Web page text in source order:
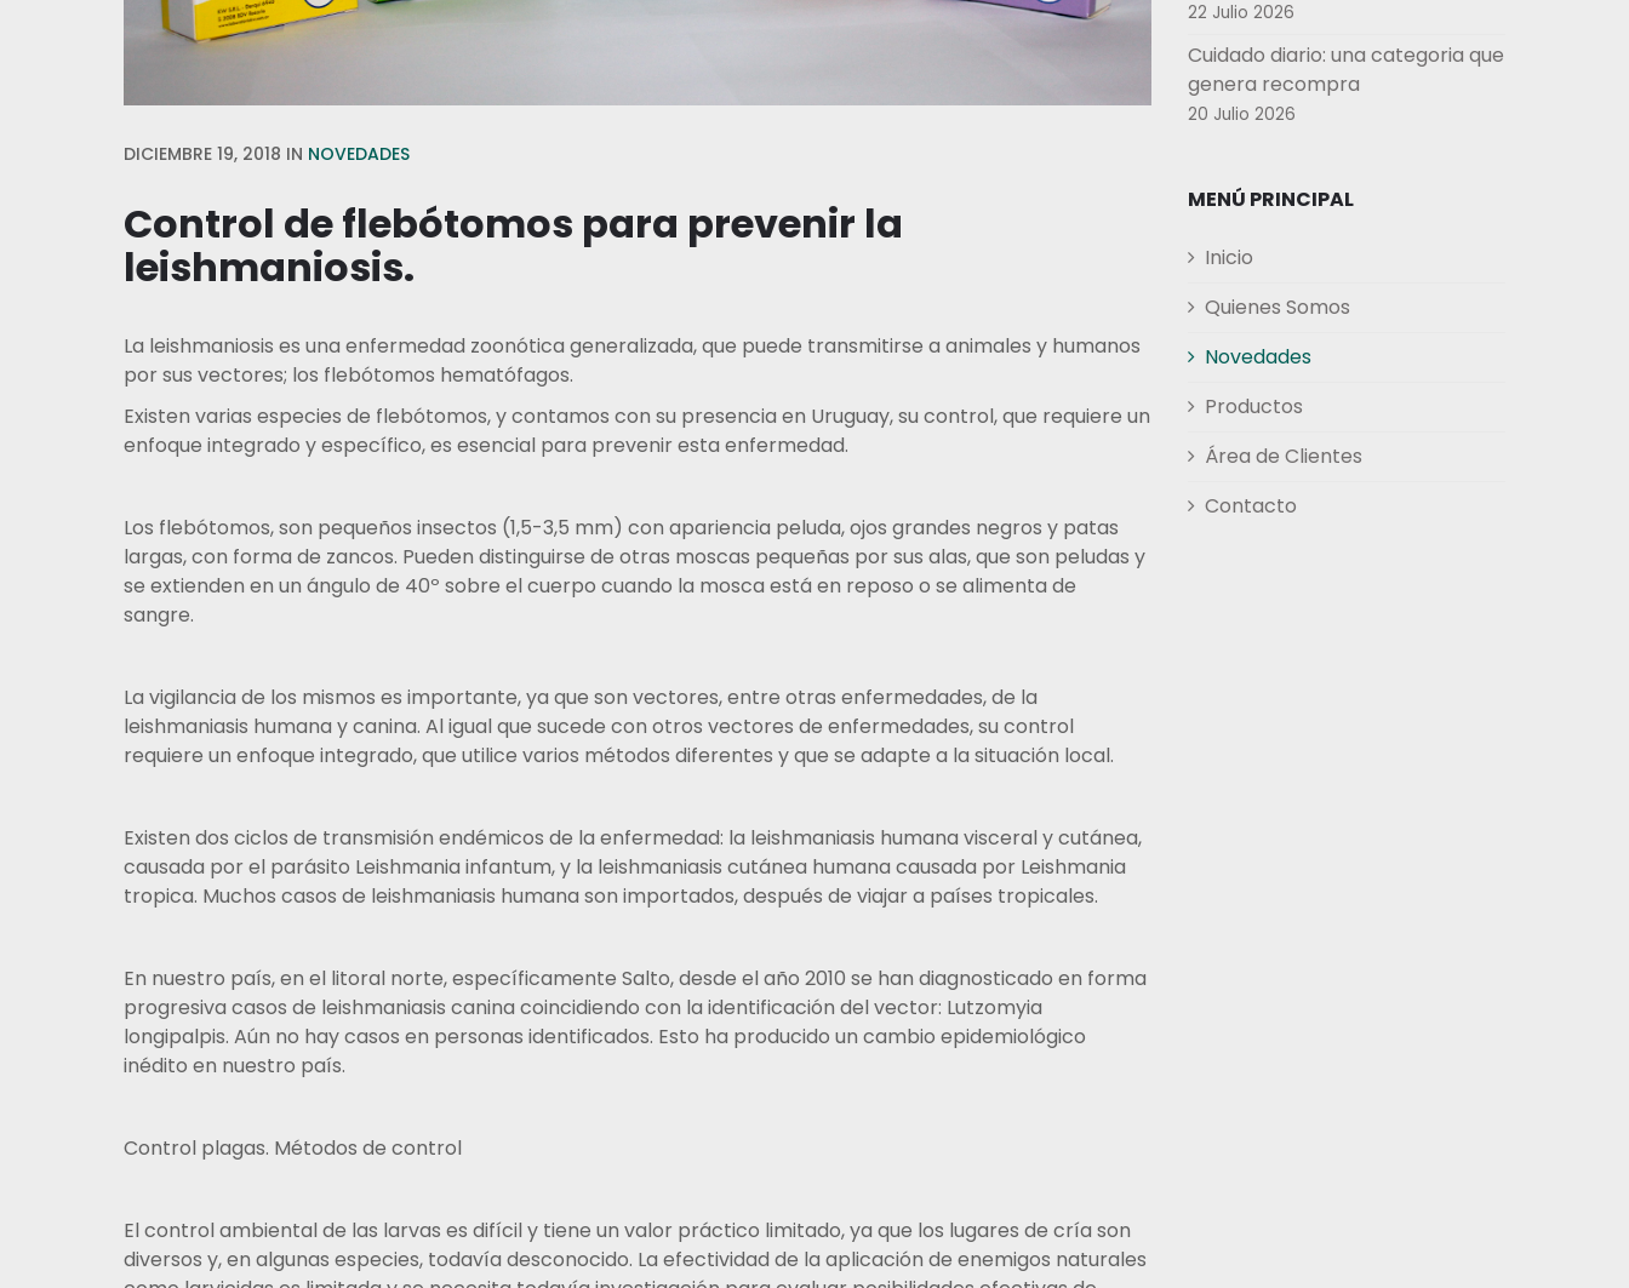
DICIEMBRE 19, 2018 IN NOVEDADES
Control de flebótomos para prevenir la
leishmaniosis.
La leishmaniosis es una enfermedad zoonótica generalizada, que puede transmitirse a animales y humanos
por sus vectores; los flebótomos hematófagos.
Existen varias especies de flebótomos, y contamos con su presencia en Uruguay, su control, que requiere un
enfoque integrado y específico, es esencial para prevenir esta enfermedad.
Los flebótomos, son pequeños insectos (1,5-3,5 mm) con apariencia peluda, ojos grandes negros y patas
largas, con forma de zancos. Pueden distinguirse de otras moscas pequeñas por sus alas, que son peludas y
se extienden en un ángulo de 40º sobre el cuerpo cuando la mosca está en reposo o se alimenta de
sangre.
La vigilancia de los mismos es importante, ya que son vectores, entre otras enfermedades, de la
leishmaniasis humana y canina. Al igual que sucede con otros vectores de enfermedades, su control
requiere un enfoque integrado, que utilice varios métodos diferentes y que se adapte a la situación local.
Existen dos ciclos de transmisión endémicos de la enfermedad: la leishmaniasis humana visceral y cutánea,
causada por el parásito Leishmania infantum, y la leishmaniasis cutánea humana causada por Leishmania
tropica. Muchos casos de leishmaniasis humana son importados, después de viajar a países tropicales.
En nuestro país, en el litoral norte, específicamente Salto, desde el año 2010 se han diagnosticado en forma
progresiva casos de leishmaniasis canina coincidiendo con la identificación del vector: Lutzomyia
longipalpis. Aún no hay casos en personas identificados. Esto ha producido un cambio epidemiológico
inédito en nuestro país.
Control plagas. Métodos de control
El control ambiental de las larvas es difícil y tiene un valor práctico limitado, ya que los lugares de cría son
diversos y, en algunas especies, todavía desconocido. La efectividad de la aplicación de enemigos naturales
22 Julio 2026
Cuidado diario: una categoria que
genera recompra
20 Julio 2026
MENÚ PRINCIPAL
Inicio
Quienes Somos
Novedades
Productos
Área de Clientes
Contacto